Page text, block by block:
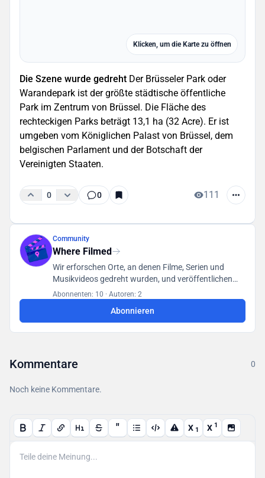
Klicken, um die Karte zu öffnen
Die Szene wurde gedreht Der Brüsseler Park oder
Warandepark ist der größte städtische öffentliche
Park im Zentrum von Brüssel. Die Fläche des
rechteckigen Parks beträgt 13,1 ha (32 Acre). Er ist
umgeben vom Königlichen Palast von Brüssel, dem
belgischen Parlament und der Botschaft der
Vereinigten Staaten.
0 0 111
Community
Where Filmed
Wir erforschen Orte, an denen Filme, Serien und
Musikvideos gedreht wurden, und veröffentlichen
unsere Funde in einer für alle Benutzer zugänglichen
Datenbank.
Abonnenten: 10 · Autoren: 2
Abonnieren
Kommentare 0
Noch keine Kommentare.
" X 1 X 1